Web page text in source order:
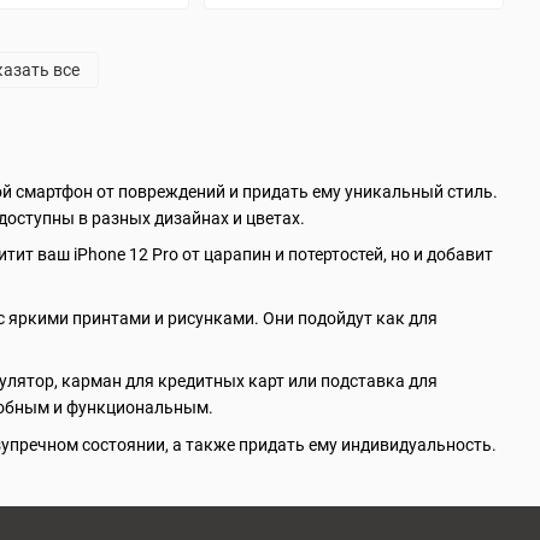
смартфон от повреждений и придать ему уникальный стиль.
в разных дизайнах и цветах.
ваш iPhone 12 Pro от царапин и потертостей, но и добавит
яркими принтами и рисунками. Они подойдут как для
карман для кредитных карт или подставка для
и функциональным.
состоянии, а также придать ему индивидуальность.
все